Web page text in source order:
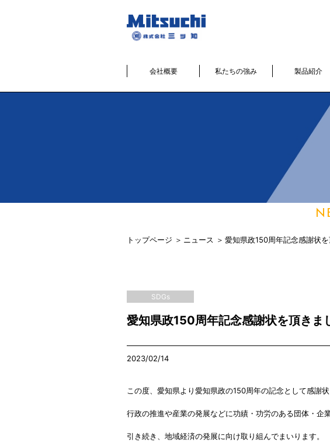
会社概要 私たちの強み 製品紹介
トップページ ニュース 愛知県政150周年記念感謝状
SDGs
愛知県政150周年記念感謝状を頂きま
2023/02/14
この度、愛知県より愛知県政の150周年の記念として感謝状
行政の推進や産業の発展などに功績・功労のある団体・企
引き続き、地域経済の発展に向け取り組んでまいります。